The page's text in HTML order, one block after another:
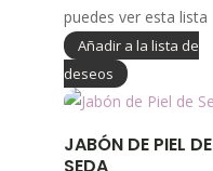
puedes ver esta lista
Añadir a la lista de
deseos
JABÓN DE PIEL DE
SEDA